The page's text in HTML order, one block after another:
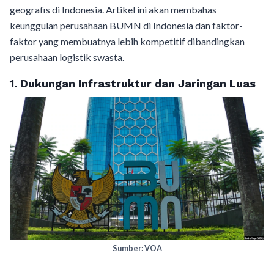
geografis di Indonesia. Artikel ini akan membahas
keunggulan perusahaan BUMN di Indonesia dan faktor-
faktor yang membuatnya lebih kompetitif dibandingkan
perusahaan logistik swasta.
1. Dukungan Infrastruktur dan Jaringan Luas
Sumber: VOA